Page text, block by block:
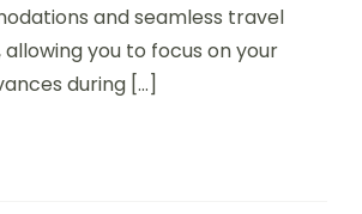
and seamless travel
you to focus on your
during […]